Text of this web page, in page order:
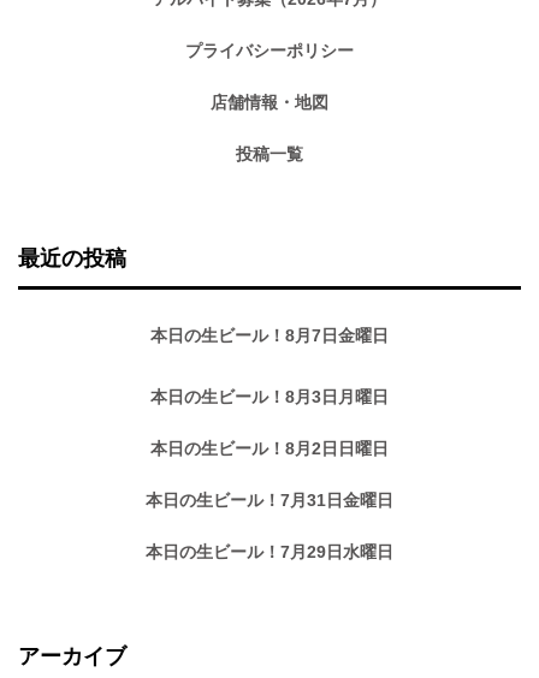
プライバシーポリシー
店舗情報・地図
投稿一覧
最近の投稿
本日の生ビール！8月7日金曜日
本日の生ビール！8月3日月曜日
本日の生ビール！8月2日日曜日
本日の生ビール！7月31日金曜日
本日の生ビール！7月29日水曜日
アーカイブ